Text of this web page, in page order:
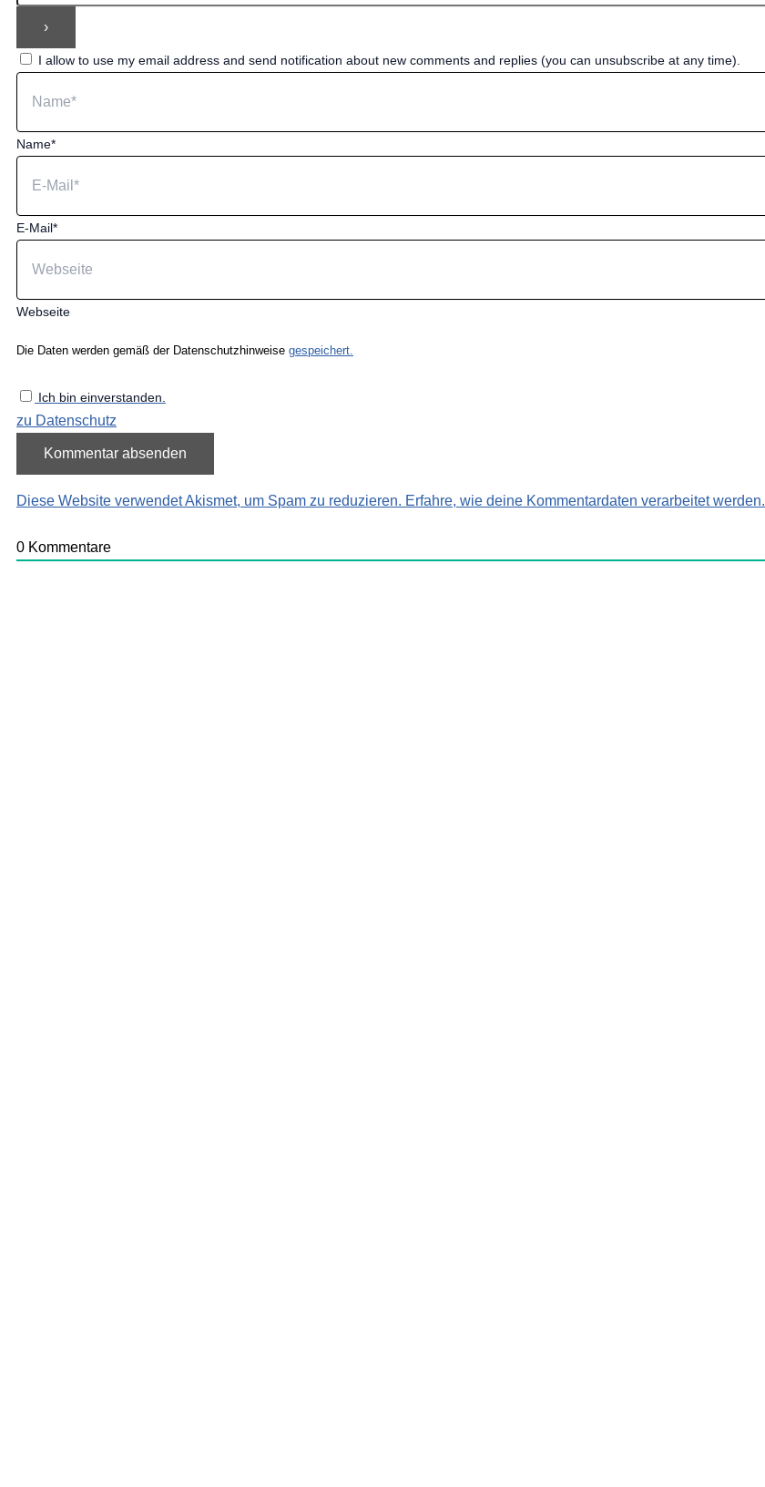
I allow to use my email address and send notification about new comments and replies (you can unsubscribe at any time).
Name*
E-Mail*
Webseite
Die Daten werden gemäß der Datenschutzhinweise gespeichert.
Ich bin einverstanden.
zu Datenschutz
Diese Website verwendet Akismet, um Spam zu reduzieren. Erfahre, wie deine Kommentardaten verarbeitet werden.
0 Kommentare